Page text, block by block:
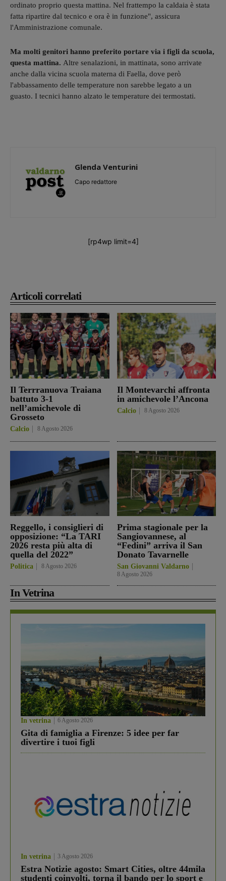
Articoli correlati
Il Terrranuova Traiana
battuto 3-1
nell’amichevole di
Grosseto
Calcio 8 Agosto 2026
Il Montevarchi affronta
in amichevole l’Ancona
Calcio 8 Agosto 2026
Reggello, i consiglieri di
opposizione: “La TARI
2026 resta più alta di
quella del 2022”
Politica 8 Agosto 2026
Prima stagionale per la
Sangiovannese, al
“Fedini” arriva il San
Donato Tavarnelle
San Giovanni Valdarno
8 Agosto 2026
In Vetrina
In vetrina 6 Agosto 2026
Gita di famiglia a Firenze: 5 idee per far
divertire i tuoi figli
In vetrina 3 Agosto 2026
Estra Notizie agosto: Smart Cities, oltre 44mila
studenti coinvolti, torna il bando per lo sport e
ordinato proprio questa mattina. Nel frattempo la caldaia è stata
fatta ripartire dal tecnico e ora è in funzione", assicura
l'Amministrazione comunale.
Ma molti genitori hanno preferito portare via i figli da scuola,
questa mattina. Altre senalazioni, in mattinata, sono arrivate
anche dalla vicina scuola materna di Faella, dove però
l'abbassamento delle temperature non sarebbe legato a un
guasto. I tecnici hanno alzato le temperature dei termostati.
Glenda Venturini
Capo redattore
[rp4wp limit=4]